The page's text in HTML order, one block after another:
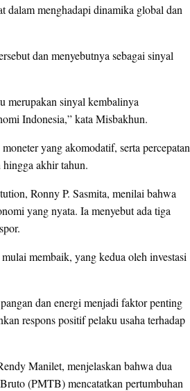
dalam menghadapi dinamika global dan
dan menyebutnya sebagai sinyal
merupakan sinyal kembalinya
Indonesia,” kata Misbakhun.
yang akomodatif, serta percepatan
hingga akhir tahun.
Ronny P. Sasmita, menilai bahwa
yang nyata. Ia menyebut ada tiga
membaik, yang kedua oleh investasi
dan energi menjadi faktor penting
respons positif pelaku usaha terhadap
Manilet, menjelaskan bahwa dua
(PMTB) mencatatkan pertumbuhan